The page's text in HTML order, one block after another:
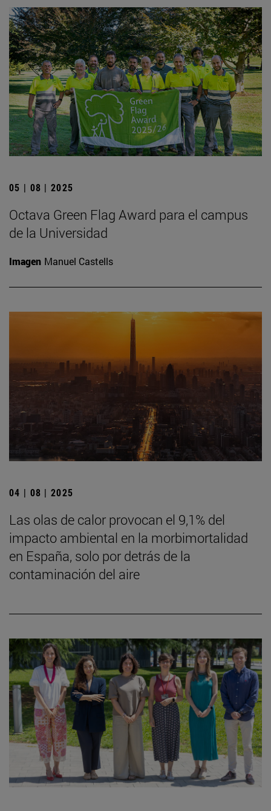
05 | 08 | 2025
Octava Green Flag Award para el campus
de la Universidad
Imagen Manuel Castells
04 | 08 | 2025
Las olas de calor provocan el 9,1% del
impacto ambiental en la morbimortalidad
en España, solo por detrás de la
contaminación del aire